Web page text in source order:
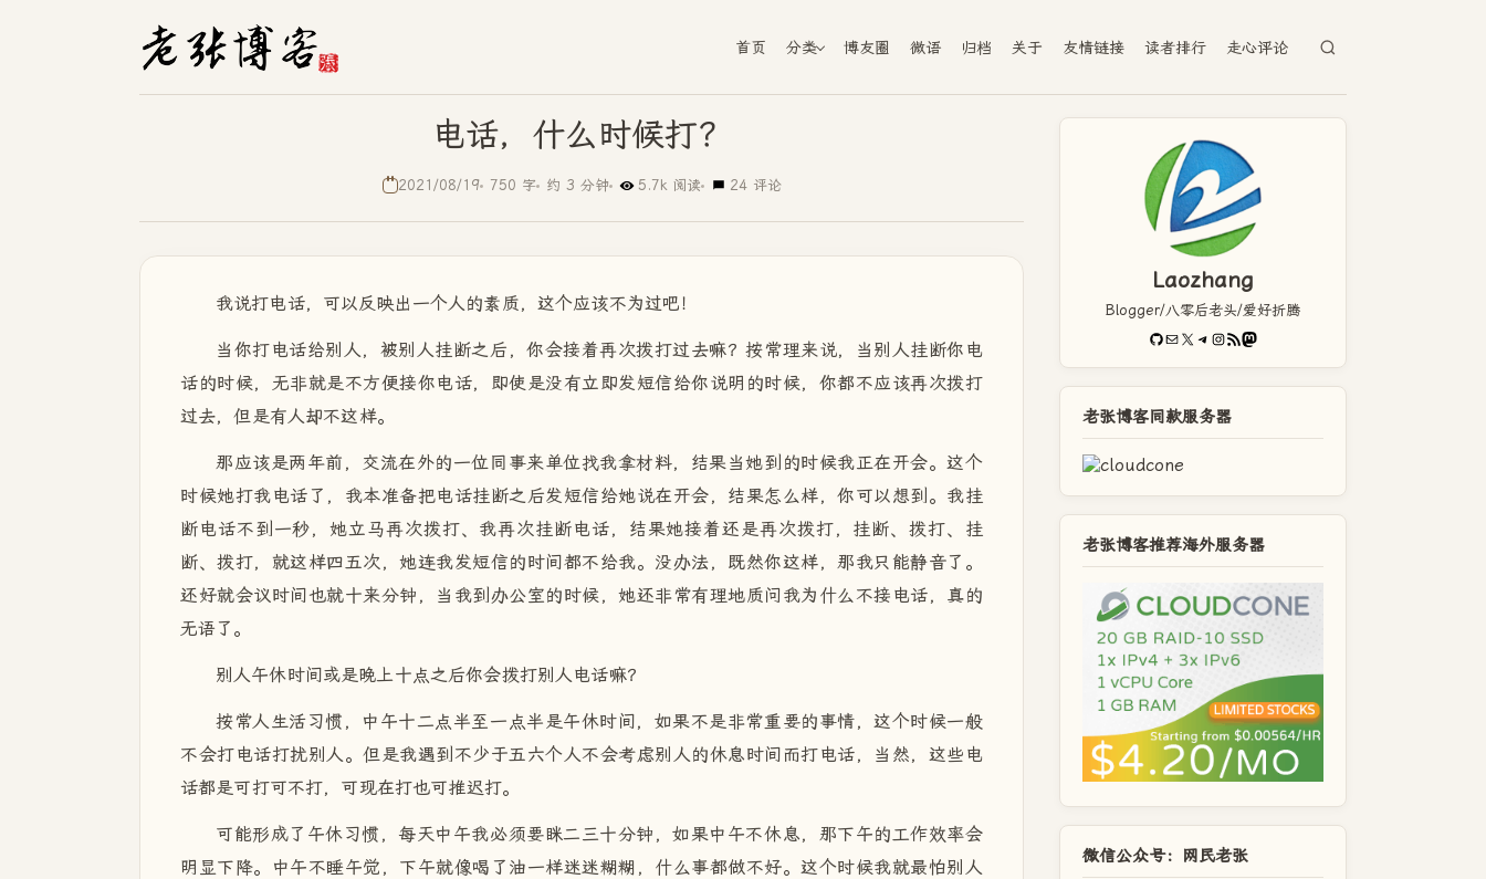
首页 分类 博友圈 微语 归档 关于 友情链接 读者排行 走心评论
电话，什么时候打？
2021/08/19 750 字 约 3 分钟 5.7k 阅读 24 评论
我说打电话，可以反映出一个人的素质，这个应该不为过吧！
当你打电话给别人，被别人挂断之后，你会接着再次拨打过去嘛？按常理来说，当别人挂断你电
话的时候，无非就是不方便接你电话，即使是没有立即发短信给你说明的时候，你都不应该再次拨打
过去，但是有人却不这样。
那应该是两年前，交流在外的一位同事来单位找我拿材料，结果当她到的时候我正在开会。这个
时候她打我电话了，我本准备把电话挂断之后发短信给她说在开会，结果怎么样，你可以想到。我挂
断电话不到一秒，她立马再次拨打、我再次挂断电话，结果她接着还是再次拨打，挂断、拨打、挂
断、拨打，就这样四五次，她连我发短信的时间都不给我。没办法，既然你这样，那我只能静音了。
还好就会议时间也就十来分钟，当我到办公室的时候，她还非常有理地质问我为什么不接电话，真的
无语了。
别人午休时间或是晚上十点之后你会拨打别人电话嘛？
按常人生活习惯，中午十二点半至一点半是午休时间，如果不是非常重要的事情，这个时候一般
不会打电话打扰别人。但是我遇到不少于五六个人不会考虑别人的休息时间而打电话，当然，这些电
话都是可打可不打，可现在打也可推迟打。
可能形成了午休习惯，每天中午我必须要眯二三十分钟，如果中午不休息，那下午的工作效率会
明显下降。中午不睡午觉，下午就像喝了油一样迷迷糊糊，什么事都做不好。这个时候我就最怕别人
Laozhang
Blogger/八零后老头/爱好折腾
GitHub
电子邮件X Telegram
Instagram
RSS FeedMastodon
老张博客同款服务器
老张博客推荐海外服务器
微信公众号：网民老张